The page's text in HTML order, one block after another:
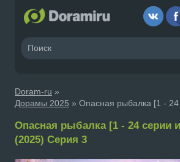
Doram-ru »
Дорамы 2025 » Опасная рыбалка [1 - 24
Опасная рыбалка [1 - 24 серии
(2025) Серия 3